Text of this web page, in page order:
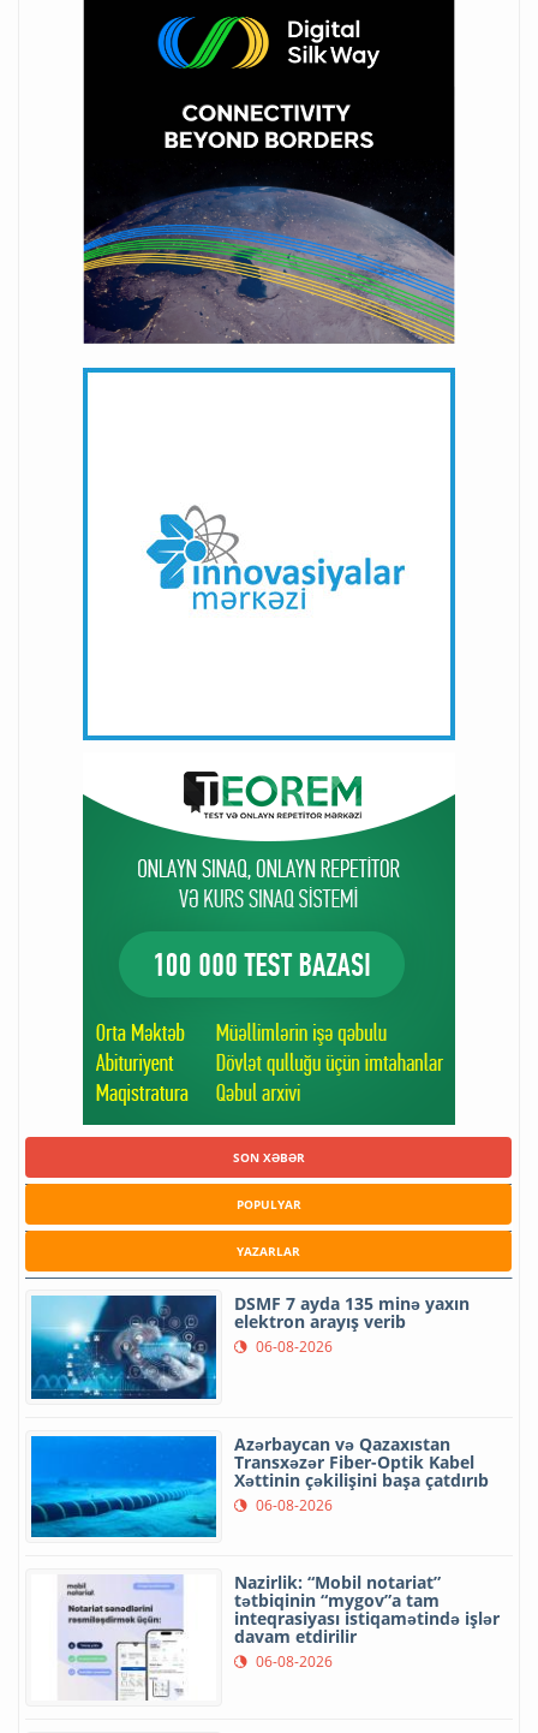
SON XƏBƏR
POPULYAR
YAZARLAR
DSMF 7 ayda 135 minə yaxın
elektron arayış verib
06-08-2026
Azərbaycan və Qazaxıstan
Transxəzər Fiber-Optik Kabel
Xəttinin çəkilişini başa çatdırıb
06-08-2026
Nazirlik: “Mobil notariat”
tətbiqinin “mygov”a tam
inteqrasiyası istiqamətində işlər
davam etdirilir
06-08-2026